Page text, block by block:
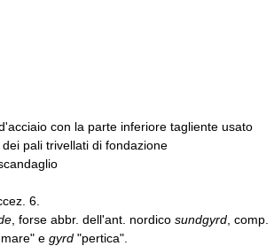
con la parte inferiore tagliente usato
pali trivellati di fondazione
6.
, forse abbr. dell'ant. nordico sundgyrd , comp.
e gyrd "pertica".